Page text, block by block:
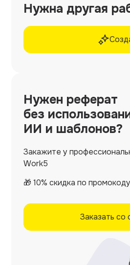
Нужна другая
Нужен реферат
без
ИИ и шаблонов?
Закажите у
Work5
🎁 10% скидка по
Заказать со